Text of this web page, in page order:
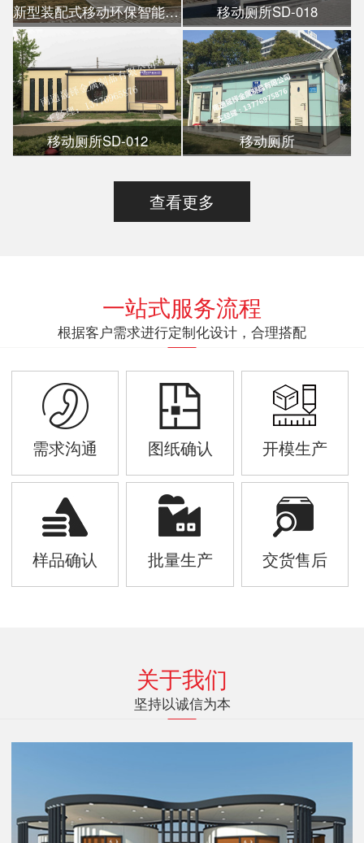
新型装配式移动环保智能公厕 移动厕所SD-018
移动厕所SD-012 移动厕所
查看更多
一站式服务流程
根据客户需求进行定制化设计，合理搭配
需求沟通 图纸确认 开模生产
样品确认 批量生产 交货售后
关于我们
坚持以诚信为本